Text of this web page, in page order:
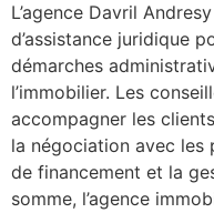
L’agence Davril
d’assistance juridique
démarches
l’immobilier. Les
accompagner les
la négociation avec les
de financement et la
somme, l’agence